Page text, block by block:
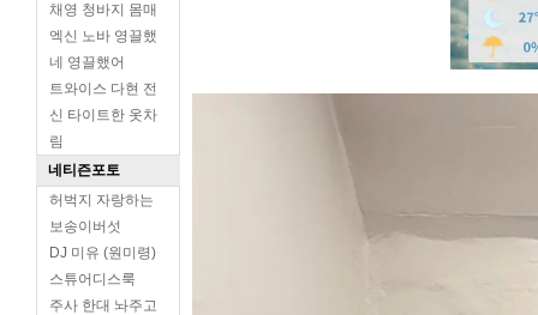
채영 청바지 몸매
엑신 노바 영끌했
네 영끌했어
트와이스 다현 전
신 타이트한 옷차
림
네티즌포토
허벅지 자랑하는
보송이버섯
DJ 미유 (원미령)
스튜어디스룩
주사 한대 놔주고